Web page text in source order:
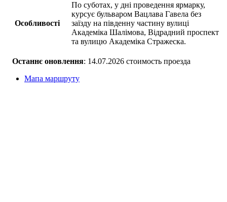
Особливості
По суботах, у дні проведення ярмарку,
курсує бульваром Вацлава Гавела без
заїзду на південну частину вулиці
Академіка Шалімова, Відрадний проспект
та вулицю Академіка Стражеска.
Останнє оновлення: 14.07.2026 стоимость проезда
Мапа маршруту